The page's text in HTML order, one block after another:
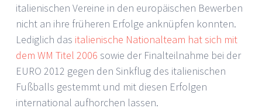
italienischen Vereine in den europäischen Bewerben
nicht an ihre früheren Erfolge anknüpfen konnten.
Lediglich das italienische Nationalteam hat sich mit
dem WM Titel 2006 sowie der Finalteilnahme bei der
EURO 2012 gegen den Sinkflug des italienischen
Fußballs gestemmt und mit diesen Erfolgen
international aufhorchen lassen.